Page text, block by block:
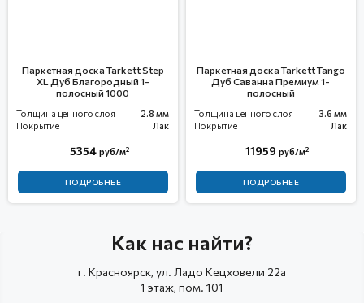
Паркетная доска Tarkett Step
XL Дуб Благородный 1-
полосный 1000
Толщина ценного слоя
2.8 мм
Покрытие
Лак
5354 руб/м2
ПОДРОБНЕЕ
Паркетная доска Tarkett Tango
Дуб Саванна Премиум 1-
полосный
Толщина ценного слоя
3.6 мм
Покрытие
Лак
11959 руб/м2
ПОДРОБНЕЕ
Как нас найти?
г. Красноярск, ул. Ладо Кецховели 22а
1 этаж, пом. 101